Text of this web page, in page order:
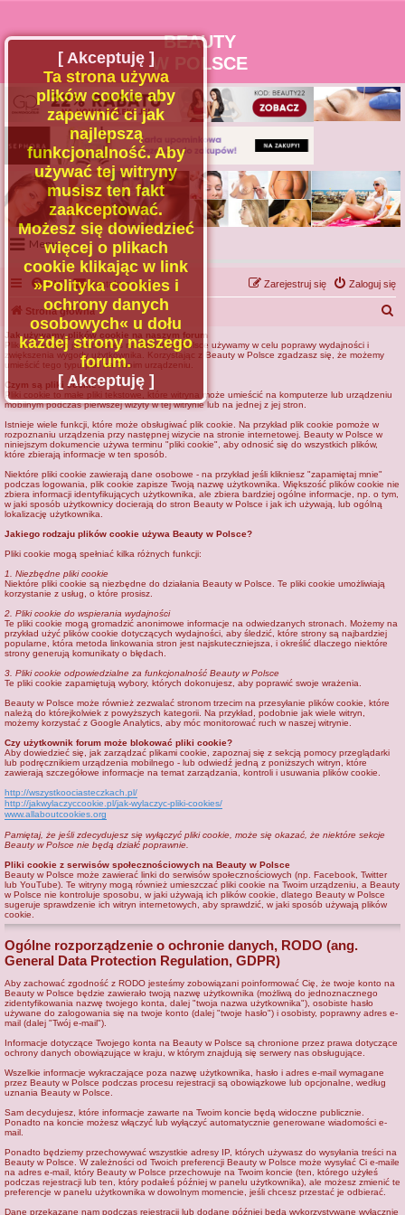
BEAUTY
W POLSCE
Menu
Portal
Facebook
Regulamin
Zapytaj administratora
Kontakt
FAQ Kontakt z nami Zaloguj się
Zarejestruj się
Strona główna
Jak używamy plików cookie na naszym forum
Plików znanych jako cookies na Beauty w Polsce używamy w celu poprawy wydajności i
zwiększenia wygody użytkownika. Korzystając z Beauty w Polsce zgadzasz się, że możemy
umieścić tego typu pliki na Twoim urządzeniu.
Czym są pliki cookie?
Pliki cookie to małe pliki tekstowe, które witryna może umieścić na komputerze lub urządzeniu
mobilnym podczas pierwszej wizyty w tej witrynie lub na jednej z jej stron.
Istnieje wiele funkcji, które może obsługiwać plik cookie. Na przykład plik cookie pomoże w
rozpoznaniu urządzenia przy następnej wizycie na stronie internetowej. Beauty w Polsce w
niniejszym dokumencie używa terminu "pliki cookie", aby odnosić się do wszystkich plików,
które zbierają informacje w ten sposób.
Niektóre pliki cookie zawierają dane osobowe - na przykład jeśli klikniesz "zapamiętaj mnie"
podczas logowania, plik cookie zapisze Twoją nazwę użytkownika. Większość plików cookie nie
zbiera informacji identyfikujących użytkownika, ale zbiera bardziej ogólne informacje, np. o tym,
w jaki sposób użytkownicy docierają do stron Beauty w Polsce i jak ich używają, lub ogólną
lokalizację użytkownika.
Jakiego rodzaju plików cookie używa Beauty w Polsce?
Pliki cookie mogą spełniać kilka różnych funkcji:
1. Niezbędne pliki cookie
Niektóre pliki cookie są niezbędne do działania Beauty w Polsce. Te pliki cookie umożliwiają
korzystanie z usług, o które prosisz.
2. Pliki cookie do wspierania wydajności
Te pliki cookie mogą gromadzić anonimowe informacje na odwiedzanych stronach. Możemy na
przykład użyć plików cookie dotyczących wydajności, aby śledzić, które strony są najbardziej
popularne, która metoda linkowania stron jest najskuteczniejsza, i określić dlaczego niektóre
strony generują komunikaty o błędach.
3. Pliki cookie odpowiedzialne za funkcjonalność Beauty w Polsce
Te pliki cookie zapamiętują wybory, których dokonujesz, aby poprawić swoje wrażenia.
Beauty w Polsce może również zezwalać stronom trzecim na przesyłanie plików cookie, które
należą do którejkolwiek z powyższych kategorii. Na przykład, podobnie jak wiele witryn,
możemy korzystać z Google Analytics, aby móc monitorować ruch w naszej witrynie.
Czy użytkownik forum może blokować pliki cookie?
Aby dowiedzieć się, jak zarządzać plikami cookie, zapoznaj się z sekcją pomocy przeglądarki
lub podręcznikiem urządzenia mobilnego - lub odwiedź jedną z poniższych witryn, które
zawierają szczegółowe informacje na temat zarządzania, kontroli i usuwania plików cookie.
http://wszystkoociasteczkach.pl/
http://jakwylaczyccookie.pl/jak-wylaczyc-pliki-cookies/
www.allaboutcookies.org
Pamiętaj, że jeśli zdecydujesz się wyłączyć pliki cookie, może się okazać, że niektóre sekcje
Beauty w Polsce nie będą działć poprawnie.
Pliki cookie z serwisów społecznościowych na Beauty w Polsce
Beauty w Polsce może zawierać linki do serwisów społecznościowych (np. Facebook, Twitter
lub YouTube). Te witryny mogą również umieszczać pliki cookie na Twoim urządzeniu, a Beauty
w Polsce nie kontroluje sposobu, w jaki używają ich plików cookie, dlatego Beauty w Polsce
sugeruje sprawdzenie ich witryn internetowych, aby sprawdzić, w jaki sposób używają plików
cookie.
Ogólne rozporządzenie o ochronie danych, RODO (ang.
General Data Protection Regulation, GDPR)
Aby zachować zgodność z RODO jesteśmy zobowiązani poinformować Cię, że twoje konto na
Beauty w Polsce będzie zawierało twoją nazwę użytkownika (możliwą do jednoznacznego
zidentyfikowania nazwę twojego konta, dalej "twoja nazwa użytkownika"), osobiste hasło
używane do zalogowania się na twoje konto (dalej "twoje hasło") i osobisty, poprawny adres e-
mail (dalej "Twój e-mail").
Informacje dotyczące Twojego konta na Beauty w Polsce są chronione przez prawa dotyczące
ochrony danych obowiązujące w kraju, w którym znajdują się serwery nas obsługujące.
Wszelkie informacje wykraczające poza nazwę użytkownika, hasło i adres e-mail wymagane
przez Beauty w Polsce podczas procesu rejestracji są obowiązkowe lub opcjonalne, według
uznania Beauty w Polsce.
Sam decydujesz, które informacje zawarte na Twoim koncie będą widoczne publicznie.
Ponadto na koncie możesz włączyć lub wyłączyć automatycznie generowane wiadomości e-
mail.
Ponadto będziemy przechowywać wszystkie adresy IP, których używasz do wysyłania treści na
Beauty w Polsce. W zależności od Twoich preferencji Beauty w Polsce może wysyłać Ci e-maile
na adres e-mail, który Beauty w Polsce przechowuje na Twoim koncie (ten, którego użyłeś
podczas rejestracji lub ten, który podałeś później w panelu użytkownika), ale możesz zmienić te
preferencje w panelu użytkownika w dowolnym momencie, jeśli chcesz przestać je odbierać.
Dane przekazane nam podczas rejestracji lub dodane później będą wykorzystywane wyłącznie
[ Akceptuję ]
Ta strona używa
plików cookie aby
zapewnić ci jak
najlepszą
funkcjonalność. Aby
używać tej witryny
musisz ten fakt
zaakceptować.
Możesz się dowiedzieć
więcej o plikach
cookie klikając w link
»Polityka cookies i
ochrony danych
osobowych« u dołu
każdej strony naszego
forum.
[ Akceptuję ]